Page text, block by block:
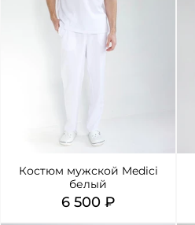
Костюм мужской Medici
белый
6 500 ₽